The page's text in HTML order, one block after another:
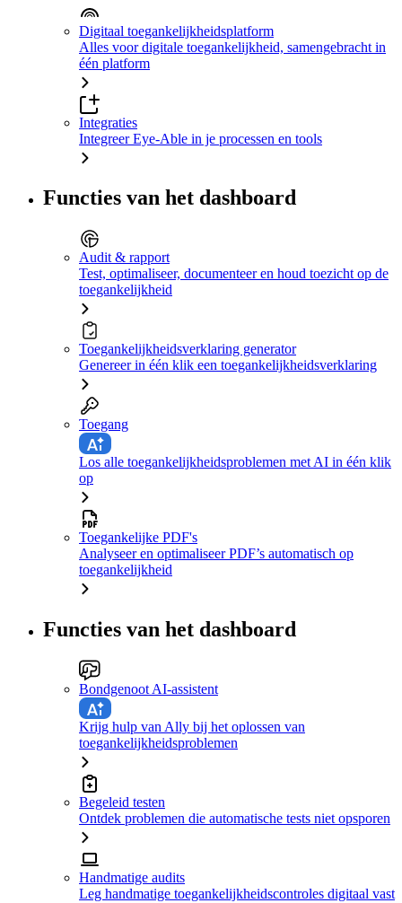
Digitaal toegankelijkheidsplatform
Alles voor digitale toegankelijkheid, samengebracht in
één platform
Integraties
Integreer Eye-Able in je processen en tools
Functies van het dashboard
Audit & rapport
Test, optimaliseer, documenteer en houd toezicht op de
toegankelijkheid
Toegankelijkheidsverklaring generator
Genereer in één klik een toegankelijkheidsverklaring
Toegang
Los alle toegankelijkheidsproblemen met AI in één klik
op
Toegankelijke PDF's
Analyseer en optimaliseer PDF’s automatisch op
toegankelijkheid
Functies van het dashboard
Bondgenoot AI-assistent
Krijg hulp van Ally bij het oplossen van
toegankelijkheidsproblemen
Begeleid testen
Ontdek problemen die automatische tests niet opsporen
Handmatige audits
Leg handmatige toegankelijkheidscontroles digitaal vast